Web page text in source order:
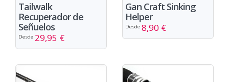
Tailwalk
Recuperador de
Señuelos
Desde 29,95 €
Gan Craft Sinking
Helper
Desde 8,90 €